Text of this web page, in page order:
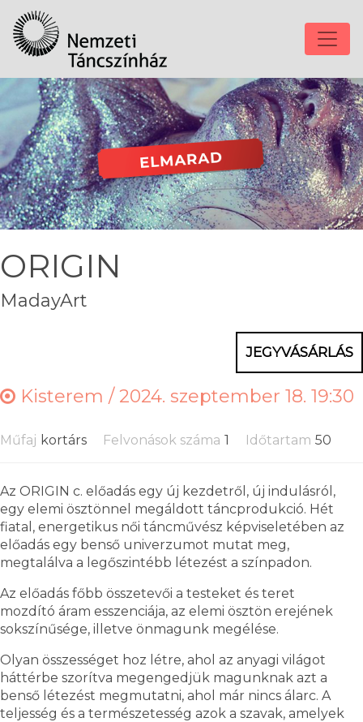
ORIGIN
MadayArt
JEGYVÁSÁRLÁS
Kisterem /2024. szeptember 18. 19:30
Műfaj kortárs Felvonások száma 1 Időtartam 50
Az ORIGIN c. előadás egy új kezdetről, új indulásról,
egy elemi ösztönnel megáldott táncprodukció. Hét
fiatal, energetikus női táncművész képviseletében az
előadás egy benső univerzumot mutat meg,
megtalálva a legőszintébb létezést a színpadon.
Az előadás főbb összetevői a testeket és teret
mozdító áram esszenciája, az elemi ösztön erejének
sokszínűsége, illetve önmagunk megélése.
Olyan összességet hoz létre, ahol az anyagi világot
háttérbe szorítva megengedjük magunknak azt a
benső létezést megmutatni, ahol már nincs álarc. A
teljesség és a természetesség azok a szavak, amelyek